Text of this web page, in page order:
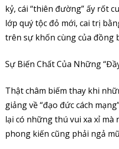
kỷ, cái “thiên đường” ấy rốt
lớp quý tộc đỏ mới, cai trị
trên sự khốn cùng của đồng
Sự Biến Chất Của Những
Thật châm biếm thay khi
giảng về “đạo đức cách
lại có những thú vui xa xỉ mà
phong kiến cũng phải ngả